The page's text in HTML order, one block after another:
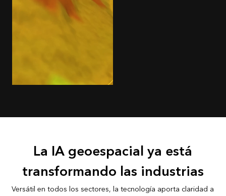
La IA geoespacial ya está
transformando las industrias
Versátil en todos los sectores, la tecnología aporta claridad a